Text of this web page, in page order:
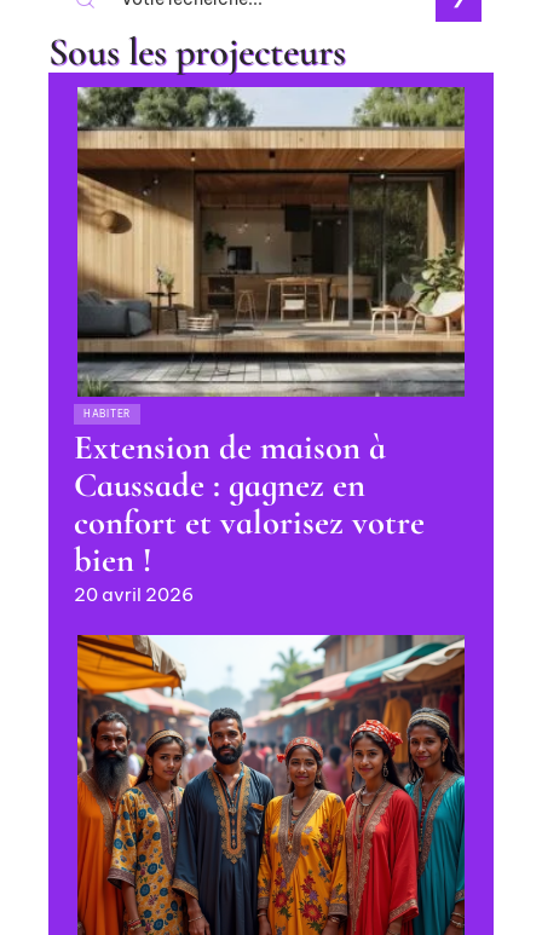
Sous les projecteurs
HABITER
Extension de maison à
Caussade : gagnez en
confort et valorisez votre
bien !
20 avril 2026